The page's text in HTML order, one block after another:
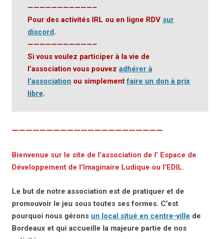
———————————–
Pour des activités IRL ou en ligne RDV sur
discord.
———————————–
Si vous voulez participer à la vie de
l’association vous pouvez adhérer à
l’association ou simplementfaire un don à prix
libre.
——————————————————————
Bienvenue sur le site de l’association de l’ Espace de
Développement de l’Imaginaire Ludique ou l’EDIL.
Le but de notre association est de pratiquer et de
promouvoir le jeu sous toutes ses formes. C’est
pourquoi nous gérons un local situé en centre-ville de
Bordeaux et qui accueille la majeure partie de nos